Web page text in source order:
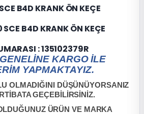
B4D KRANK ÖN KEÇE
SCE B4D KRANK ÖN KEÇE
: 135102379R
KARGO İLE
YAPMAKTAYIZ.
OLMADIĞINI DÜŞÜNÜYORSANIZ
GEÇEBİLİRSİNİZ.
ÜRÜN VE MARKA